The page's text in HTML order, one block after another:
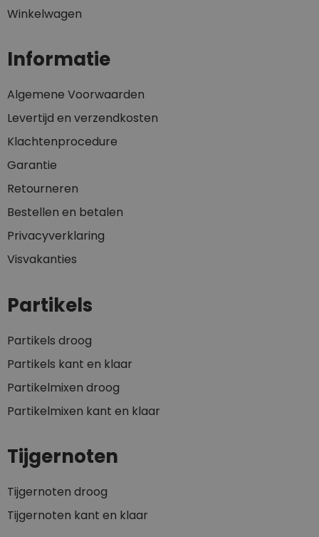
Winkelwagen
Informatie
Algemene Voorwaarden
Levertijd en verzendkosten
Klachtenprocedure
Garantie
Retourneren
Bestellen en betalen
Privacyverklaring
Visvakanties
Partikels
Partikels droog
Partikels kant en klaar
Partikelmixen droog
Partikelmixen kant en klaar
Tijgernoten
Tijgernoten droog
Tijgernoten kant en klaar